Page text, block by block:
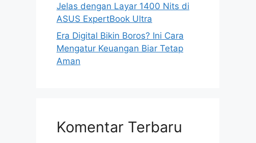
Jelas dengan Layar 1400 Nits di
ASUS ExpertBook Ultra
Era Digital Bikin Boros? Ini Cara
Mengatur Keuangan Biar Tetap
Aman
Komentar Terbaru